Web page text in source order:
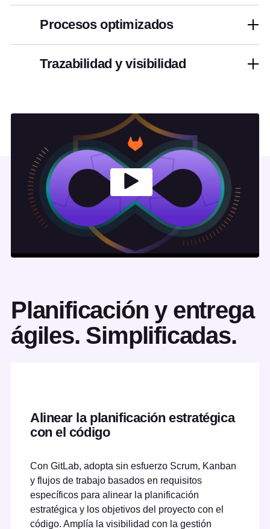
Procesos optimizados
Trazabilidad y visibilidad
Planificación y entrega
ágiles. Simplificadas.
Alinear la planificación estratégica
con el código
Con GitLab, adopta sin esfuerzo Scrum, Kanban
y flujos de trabajo basados en requisitos
específicos para alinear la planificación
estratégica y los objetivos del proyecto con el
código. Amplía la visibilidad con la gestión